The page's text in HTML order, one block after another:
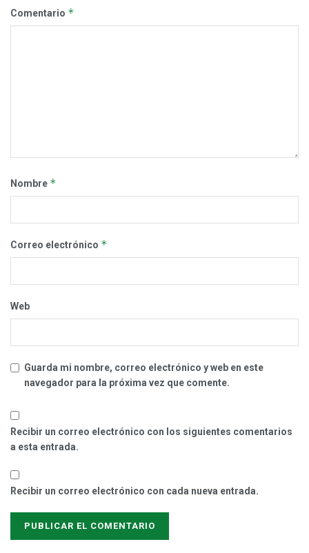
Comentario *
Nombre *
Correo electrónico *
Web
Guarda mi nombre, correo electrónico y web en este
navegador para la próxima vez que comente.
Recibir un correo electrónico con los siguientes comentarios
a esta entrada.
Recibir un correo electrónico con cada nueva entrada.